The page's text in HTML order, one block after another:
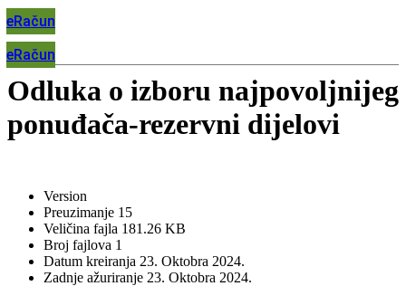
eRačun
eRačun
Odluka o izboru najpovoljnijeg
ponuđača-rezervni dijelovi
Version
Preuzimanje 15
Veličina fajla 181.26 KB
Broj fajlova 1
Datum kreiranja 23. Oktobra 2024.
Zadnje ažuriranje 23. Oktobra 2024.